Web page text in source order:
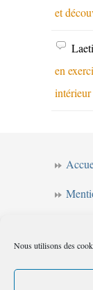
Nous utilisons des
et
en
intérieur